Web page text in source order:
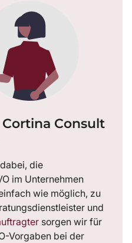
Consult
die
im Unternehmen
wie möglich, zu
und
sorgen wir für
Vorgaben bei der